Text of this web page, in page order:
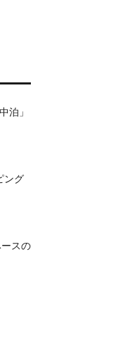
泊」
ング
ースの